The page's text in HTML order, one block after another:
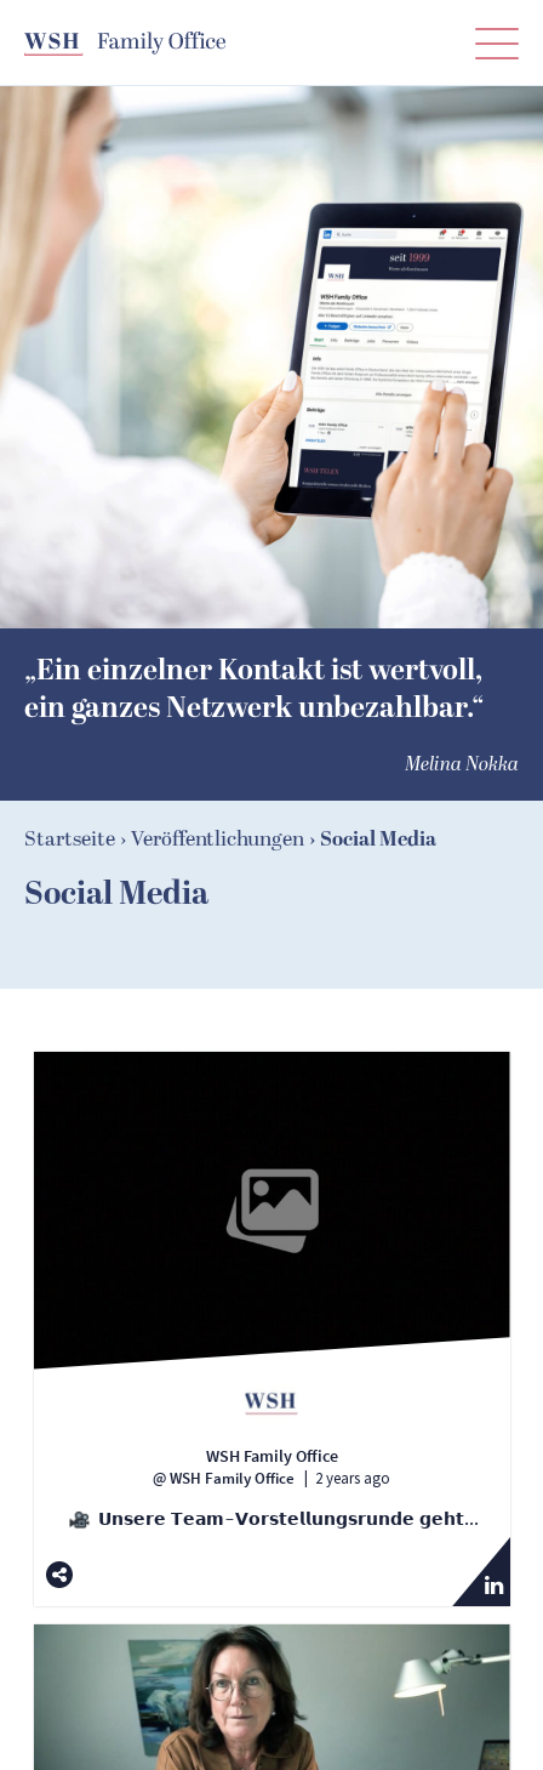
WSH — Freude an Vermögen, Family
T 0211 51 34 24-0
„Ein einzelner Kontakt ist wertvoll,
ein ganzes Netzwerk unbezahlbar.“
Melina Nokka
Startseite Veröffentlichungen Social Media
Social Media